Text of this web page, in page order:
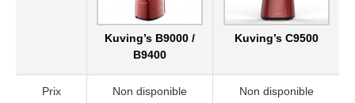
Kuving’s B9000 /
B9400
Kuving’s C9500
Prix Non disponible Non disponible